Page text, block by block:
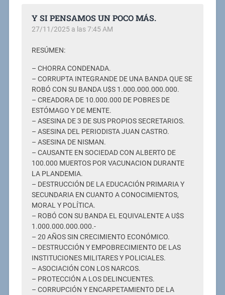
Y SI PENSAMOS UN POCO MÁS.
27/11/2025 a las 7:45 AM
RESÚMEN:
– CHORRA CONDENADA.
– CORRUPTA INTEGRANDE DE UNA BANDA QUE SE
ROBÓ CON SU BANDA U$S 1.000.000.000.000.
– CREADORA DE 10.000.000 DE POBRES DE
ESTÓMAGO Y DE MENTE.
– ASESINA DE 3 DE SUS PROPIOS SECRETARIOS.
– ASESINA DEL PERIODISTA JUAN CASTRO.
– ASESINA DE NISMAN.
– CAUSANTE EN SOCIEDAD CON ALBERTO DE
100.000 MUERTOS POR VACUNACION DURANTE
LA PLANDEMIA.
– DESTRUCCIÓN DE LA EDUCACIÓN PRIMARIA Y
SECUNDARIA EN CUANTO A CONOCIMIENTOS,
MORAL Y POLÍTICA.
– ROBÓ CON SU BANDA EL EQUIVALENTE A U$S
1.000.000.000.000.-
– 20 AÑOS SIN CRECIMIENTO ECONÓMICO.
– DESTRUCCIÓN Y EMPOBRECIMIENTO DE LAS
INSTITUCIONES MILITARES Y POLICIALES.
– ASOCIACIÓN CON LOS NARCOS.
– PROTECCIÓN A LOS DELINCUENTES.
– CORRUPCIÓN Y ENCARPETAMIENTO DE LA